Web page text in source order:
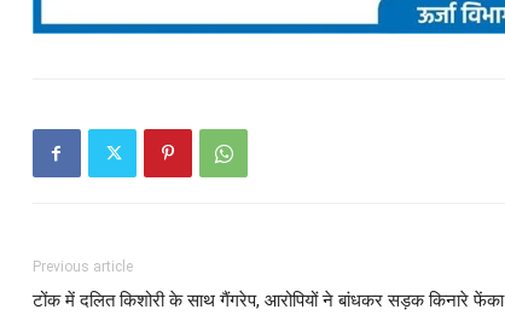
Previous article
टोंक में दलित किशोरी के साथ गैंगरेप, आरोपियों ने बांधकर सड़क किनारे फेंका